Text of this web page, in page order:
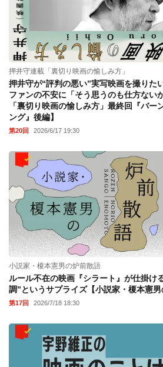
押井守連載「裏切り映画の愉しみ方」
押井守が“評判の悪い”実写映画を撮りた
ファンの不安に「そう思うのも仕方ない
「裏切り映画の愉しみ方」最終回『バー
ング』後編】
第20回 2026/6/17 19:30
小説家・榎本憲男の炉前散語
ルール不在の映画『シラート』が仕掛け
調”というサプライズ【小説家・榎本憲男
第17回 2026/7/18 18:30